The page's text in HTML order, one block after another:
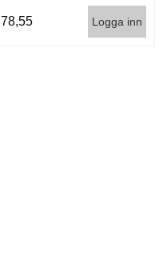
78,55 Logga inn